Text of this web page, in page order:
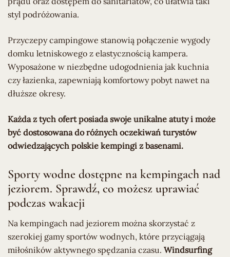
styl podróżowania.
Przyczepy campingowe stanowią połączenie wygody
domku letniskowego z elastycznością kampera.
Wyposażone w niezbędne udogodnienia jak kuchnia
czy łazienka, zapewniają komfortowy pobyt nawet na
dłuższe okresy.
Każda z tych ofert posiada swoje unikalne atuty i może
być dostosowana do różnych oczekiwań turystów
odwiedzających polskie kempingi z basenami.
Sporty wodne dostępne na kempingach nad
jeziorem. Sprawdź, co możesz uprawiać
podczas wakacji
Na kempingach nad jeziorem można skorzystać z
szerokiej gamy sportów wodnych, które przyciągają
miłośników aktywnego spędzania czasu. Windsurfing